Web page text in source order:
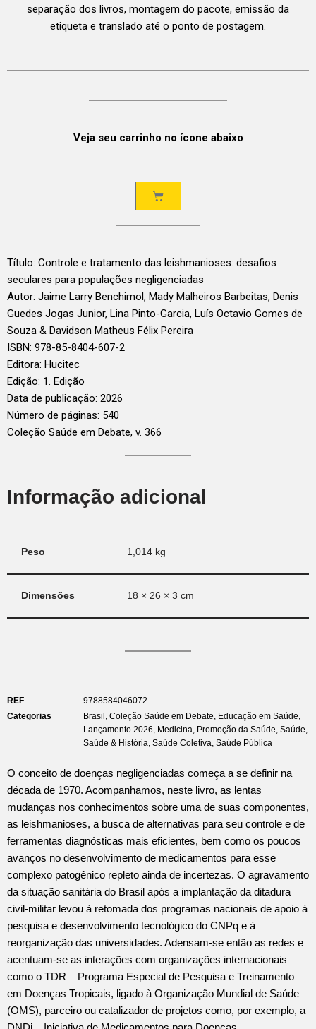
separação dos livros, montagem do pacote, emissão da
etiqueta e translado até o ponto de postagem.
Veja seu carrinho no ícone abaixo
Título: Controle e tratamento das leishmanioses: desafios
seculares para populações negligenciadas
Autor: Jaime Larry Benchimol, Mady Malheiros Barbeitas, Denis
Guedes Jogas Junior, Lina Pinto-Garcia, Luís Octavio Gomes de
Souza & Davidson Matheus Félix Pereira
ISBN: 978-85-8404-607-2
Editora: Hucitec
Edição: 1. Edição
Data de publicação: 2026
Número de páginas: 540
Coleção Saúde em Debate, v. 366
Informação adicional
Peso 1,014 kg
Dimensões 18 × 26 × 3 cm
REF
9788584046072
Categorias
Brasil Coleção Saúde em Debate Educação em Saúde
Lançamento 2026 Medicina Promoção da Saúde Saúde
Saúde & História Saúde Coletiva Saúde Pública
O conceito de doenças negligenciadas começa a se definir na
década de 1970. Acompanhamos, neste livro, as lentas
mudanças nos conhecimentos sobre uma de suas componentes,
as leishmanioses, a busca de alternativas para seu controle e de
ferramentas diagnósticas mais eficientes, bem como os poucos
avanços no desenvolvimento de medicamentos para esse
complexo patogênico repleto ainda de incertezas. O agravamento
da situação sanitária do Brasil após a implantação da ditadura
civil-militar levou à retomada dos programas nacionais de apoio à
pesquisa e desenvolvimento tecnológico do CNPq e à
reorganização das universidades. Adensam-se então as redes e
acentuam-se as interações com organizações internacionais
como o TDR – Programa Especial de Pesquisa e Treinamento
em Doenças Tropicais, ligado à Organização Mundial de Saúde
(OMS), parceiro ou catalizador de projetos como, por exemplo, a